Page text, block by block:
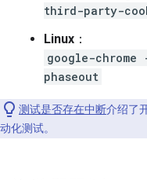
third-party-
Linux ：
google-
phaseout
测试是否存在中断介绍了
动化测试。